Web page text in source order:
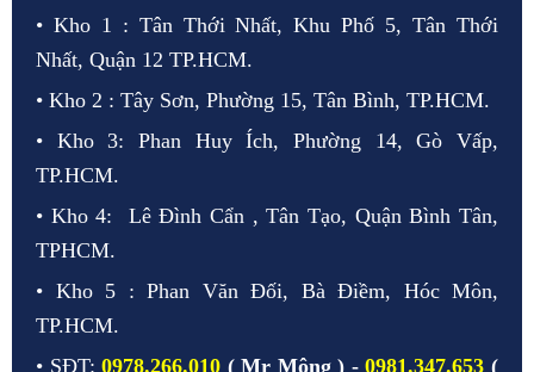
• Kho 1 : Tân Thới Nhất, Khu Phố 5, Tân Thới
Nhất, Quận 12 TP.HCM.
• Kho 2 : Tây Sơn, Phường 15, Tân Bình, TP.HCM.
• Kho 3: Phan Huy Ích, Phường 14, Gò Vấp,
TP.HCM.
• Kho 4: Lê Đình Cẩn , Tân Tạo, Quận Bình Tân,
TPHCM.
• Kho 5 : Phan Văn Đối, Bà Điềm, Hóc Môn,
TP.HCM.
• SĐT:0978.266.010 ( Mr Mộng ) -0981.347.653 (